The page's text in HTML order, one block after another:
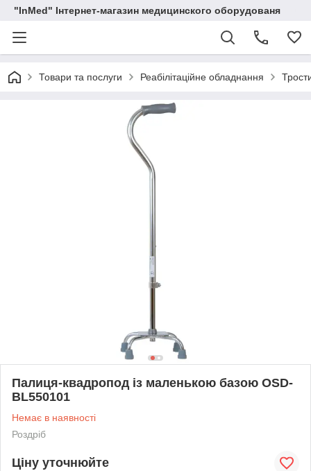
"InMed" Інтернет-магазин медицинского оборудованя
Товари та послуги Реабілітаційне обладнання
Палиця-квадропод із маленькою базою OSD-
BL550101
Немає в наявності
Роздріб
Ціну уточнюйте